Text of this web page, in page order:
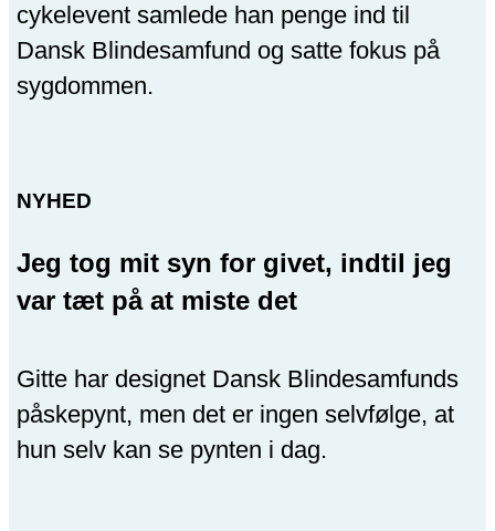
cykelevent samlede han penge ind til
Dansk Blindesamfund og satte fokus på
sygdommen.
NYHED
Jeg tog mit syn for givet, indtil jeg
var tæt på at miste det
Gitte har designet Dansk Blindesamfunds
påskepynt, men det er ingen selvfølge, at
hun selv kan se pynten i dag.